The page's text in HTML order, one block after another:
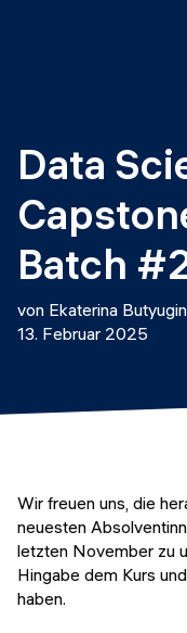
Data Science
Web-
Data Science
DevOps zu
KURZKURSE
Generative KI
Python
Weiterbildung /
Consulting
Prototyping
Alumni
Data
Batch
von Ekaterina
13. Februar 2025
Wir freuen uns, die
neuesten
letzten November zu
Hingabe dem Kurs
haben.